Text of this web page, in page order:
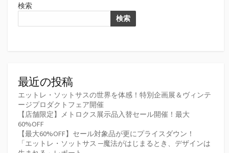
検索
検索
最近の投稿
エットレ・ソットサスの世界を体感！特別企画展＆ヴィンテ
ージプロダクトフェア開催
【店舗限定】メトロクス展示品入替セール開催！最大
60%OFF
【最大60%OFF】セール対象品が更にプライスダウン！
「エットレ・ソットサス ─魔法がはじまるとき、デザインは